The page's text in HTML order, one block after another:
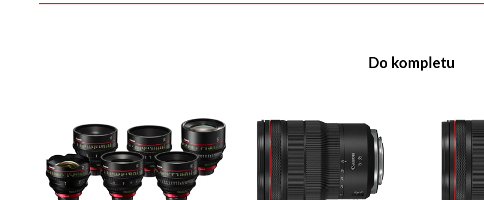
Do kompletu